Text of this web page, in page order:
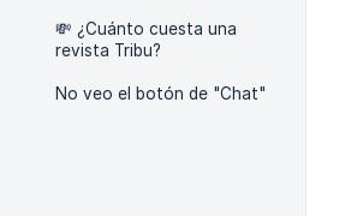
💸 ¿Cuánto cuesta una
revista Tribu?
No veo el botón de "Chat"